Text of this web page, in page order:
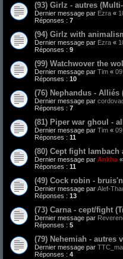
(93) Girlz - autres
Dernier message par Ezra «
Réponses : 7
(94) Girlz with
Dernier message par Ezra «
Réponses : 9
(99) Watchwover the
Dernier message par Tim «
Réponses : 10
(76) Nephandus - Alliés
Dernier message par
Réponses : 7
(81) Piper war ghoul -
Dernier message par Tim «
Réponses : 11
(80) Cept fight lambach
Dernier message par Ankha «
Réponses : 11
(49) Cock robin -
Dernier message par Alef-
Réponses : 13
(73) Carna - cept/fight
Dernier message par
Réponses : 5
(79) Nehemiah - autres
Dernier message par
Réponses : 4